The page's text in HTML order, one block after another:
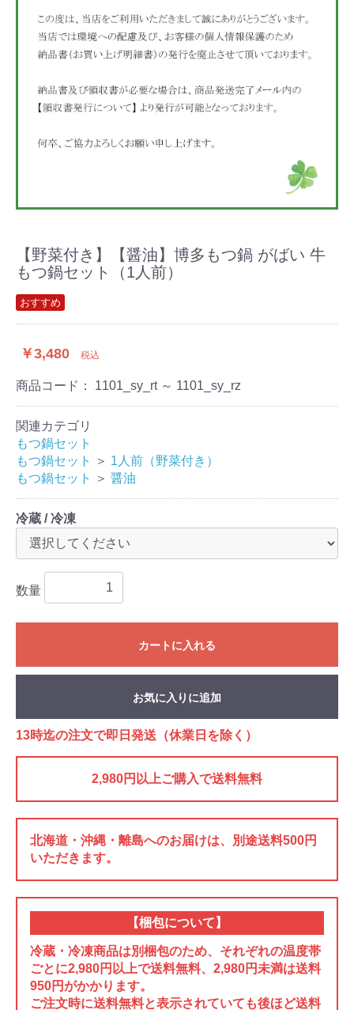
【野菜付き】【醤油】博多もつ鍋 がばい 牛
もつ鍋セット（1人前）
おすすめ
￥3,480 税込
商品コード： 1101_sy_rt ～ 1101_sy_rz
関連カテゴリ
もつ鍋セット
もつ鍋セット
＞ 1人前（野菜付き）
もつ鍋セット
＞ 醤油
冷蔵 / 冷凍
数量
カートに入れる
お気に入りに追加
13時迄の注文で即日発送（休業日を除く）
2,980円以上ご購入で送料無料
北海道・沖縄・離島へのお届けは、別途送料500円
いただきます。
【梱包について】
冷蔵・冷凍商品は別梱包のため、それぞれの温度帯
ごとに2,980円以上で送料無料、2,980円未満は送料
950円がかかります。
ご注文時に送料無料と表示されていても後ほど送料